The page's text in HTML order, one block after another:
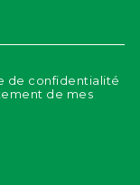
de confidentialité
de mes